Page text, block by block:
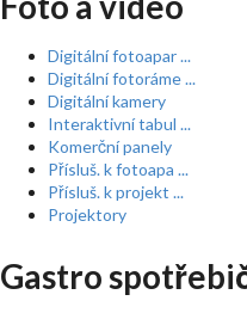
Digitální fotoapar ...
Digitální fotoráme ...
Digitální kamery
Interaktivní tabul ...
Komerční panely
Přísluš. k fotoapa ...
Přísluš. k projekt ...
Projektory
Gastro